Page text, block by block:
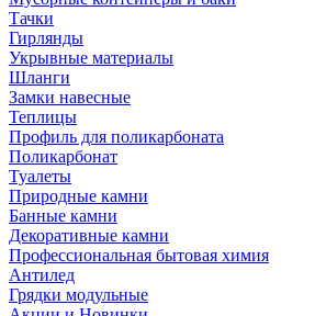
Тачки
Гирлянды
Укрывные материалы
Шланги
Замки навесные
Теплицы
Профиль для поликарбоната
Поликарбонат
Туалеты
Природные камни
Банные камни
Декоративные камни
Профессиональная бытовая химия
Антилед
Грядки модульные